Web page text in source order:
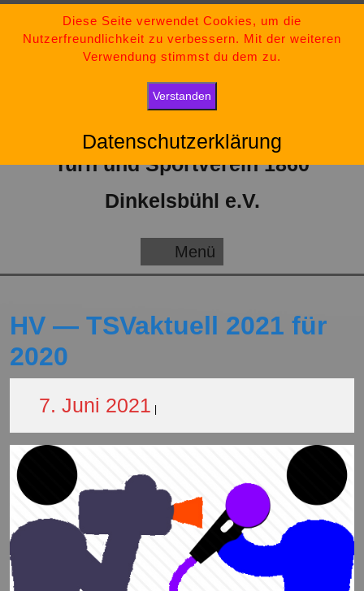
Inhalt
09851-554730
tsv-dinkelsbuehl@t-online.de
„Bleib stark, bleib positiv und gib niemals auf.“
Turn und Sportverein 1860
Dinkelsbühl e.V.
Menü
HV — TSVaktuell 2021 für
2020
7. Juni 2021 7.
Juni
2021
Diese Seite verwendet Cookies, um die
Nutzerfreundlichkeit zu verbessern. Mit der weiteren
Verwendung stimmst du dem zu.
Verstanden
Datenschutzerklärung